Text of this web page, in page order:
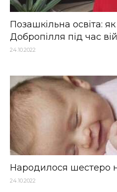
Позашкільна освіта:
Добропілля під час
24.10.2022
Народилося шестеро
24.10.2022